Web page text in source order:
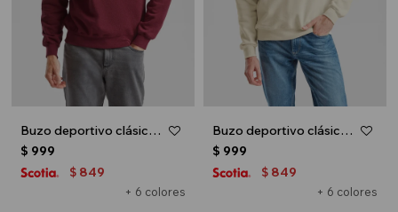
Buzo deportivo clásico escote redondo - UNISEX - Bordo
+ 6 colores
$ 999
$ 849
Buzo deportivo clásico escote redondo - UNISEX - Natural
+ 6 colores
$ 999
$ 849